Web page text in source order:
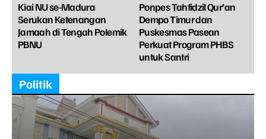
Kiai NU se-Madura
Serukan Ketenangan
Jamaah di Tengah Polemik
PBNU
Ponpes Tahfidzil Qur’an
Dempo Timur dan
Puskesmas Pasean
Perkuat Program PHBS
untuk Santri
Politik